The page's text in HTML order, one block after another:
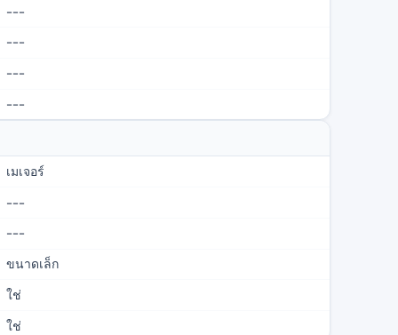
---
---
---
---
เมเจอร์
---
---
ขนาดเล็ก
ใช่
ใช่